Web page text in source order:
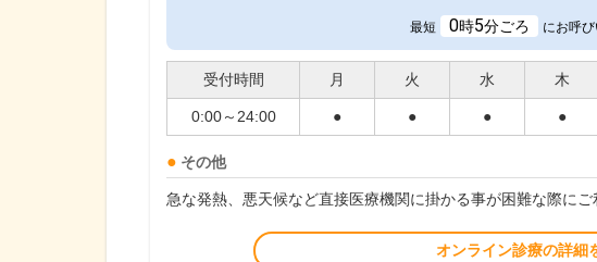
最短 0時5分ごろ にお呼
受付時間 月 火 水 木
0:00～24:00 ● ● ● ●
その他
急な発熱、悪天候など直接医療機関に掛かる事が困難な際に
オンライン診療の詳細